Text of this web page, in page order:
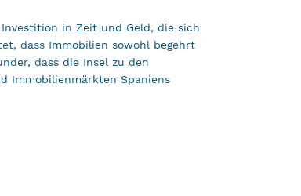
in Zeit und Geld, die sich
dass Immobilien sowohl begehrt
dass die Insel zu den
Immobilienmärkten Spaniens